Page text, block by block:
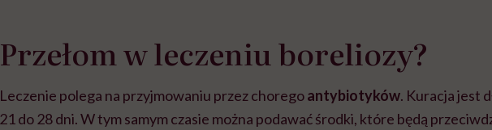
Przełom w leczeniu boreliozy?
Leczenie polega na przyjmowaniu przez choregoantybiotyków. Kuracja jest
21 do 28 dni. W tym samym czasie można podawać środki, które będą